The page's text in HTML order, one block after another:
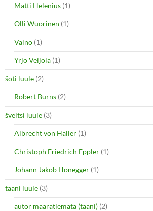
Matti Helenius (1)
Olli Wuorinen (1)
Vainö (1)
Yrjö Veijola (1)
šoti luule (2)
Robert Burns (2)
šveitsi luule (3)
Albrecht von Haller (1)
Christoph Friedrich Eppler (1)
Johann Jakob Honegger (1)
taani luule (3)
autor määratlemata (taani) (2)